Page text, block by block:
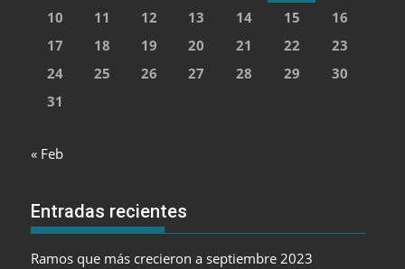
10
11 12 13 14 15
16
17
18 19 20 21 22
23
24
25 26 27 28 29
30
31
« Feb
Entradas recientes
Ramos que más crecieron a septiembre 2023